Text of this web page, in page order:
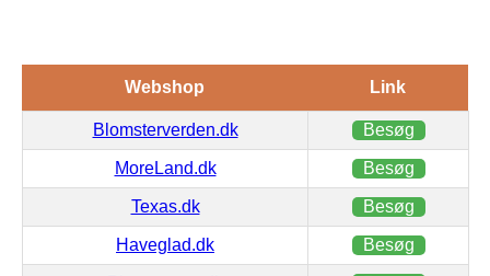
Webshop Link
Blomsterverden.dk Besøg
MoreLand.dk Besøg
Texas.dk Besøg
Haveglad.dk Besøg